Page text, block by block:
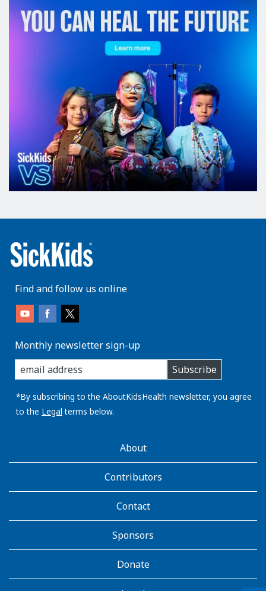
Find and follow us online
Monthly newsletter sign-up
enter
you
email
address:
Subscribe
*By subscribing to the AboutKidsHealth newsletter, you agree
to the Legal terms below.
AboutKidsHealthAbout
Contributors
Contact
Sponsors
Donate